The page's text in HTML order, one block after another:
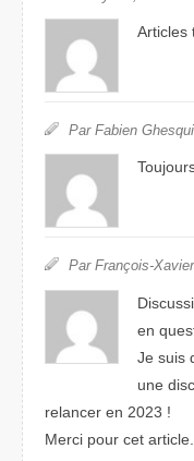
Articles
Par Fabien
Par François-
en
Je suis
une
relancer en 2023 !
Merci pour cet article.